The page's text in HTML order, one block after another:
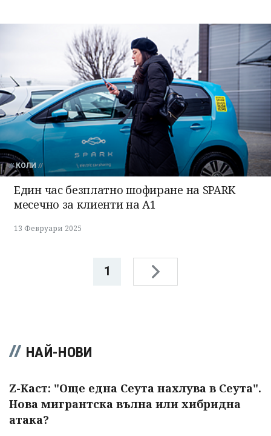
КОЛИ
Един час безплатно шофиране на SPARK
месечно за клиенти на А1
13 Февруари 2025
1
НАЙ-НОВИ
Z-Каст: "Още една Сеута нахлува в Сеута".
Нова мигрантска вълна или хибридна
атака?